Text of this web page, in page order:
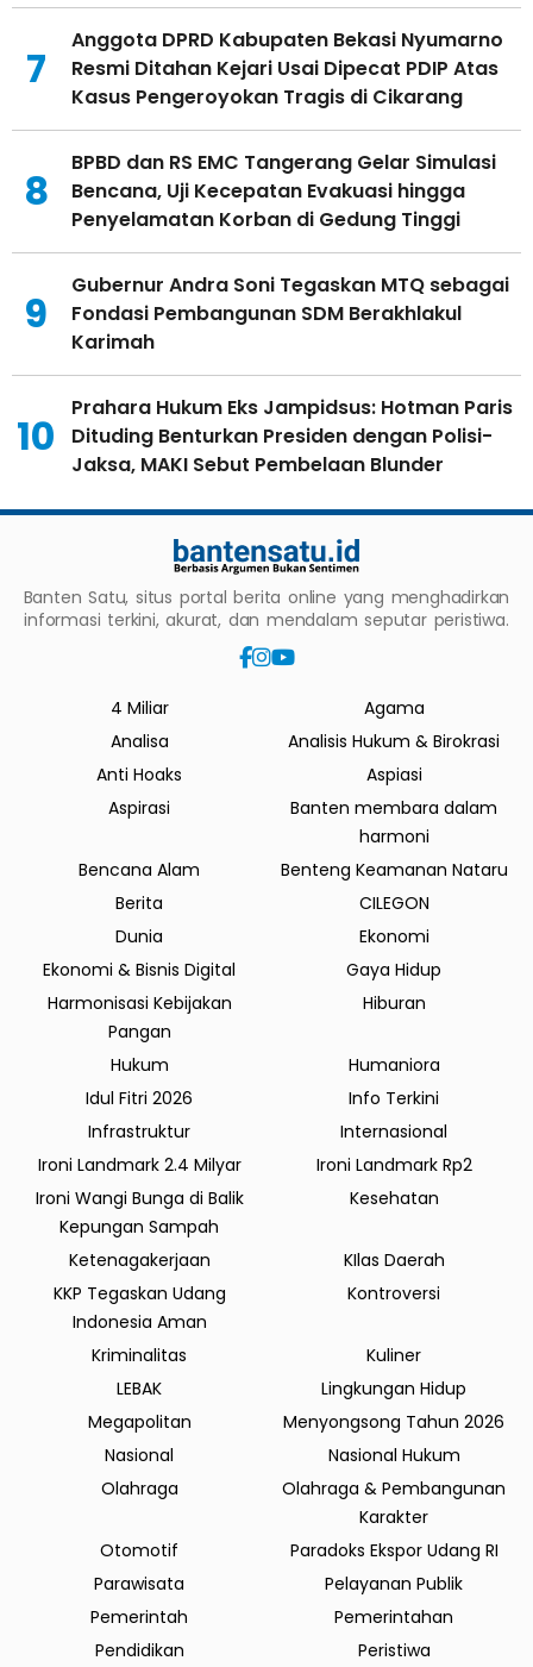
7
Anggota DPRD Kabupaten Bekasi Nyumarno
Resmi Ditahan Kejari Usai Dipecat PDIP Atas
Kasus Pengeroyokan Tragis di Cikarang
8
BPBD dan RS EMC Tangerang Gelar Simulasi
Bencana, Uji Kecepatan Evakuasi hingga
Penyelamatan Korban di Gedung Tinggi
9
Gubernur Andra Soni Tegaskan MTQ sebagai
Fondasi Pembangunan SDM Berakhlakul
Karimah
10
Prahara Hukum Eks Jampidsus: Hotman Paris
Dituding Benturkan Presiden dengan Polisi-
Jaksa, MAKI Sebut Pembelaan Blunder
Banten Satu, situs portal berita online yang menghadirkan
informasi terkini, akurat, dan mendalam seputar peristiwa.
4 Miliar
Agama
Analisa
Analisis Hukum & Birokrasi
Anti Hoaks
Aspiasi
Aspirasi
Banten membara dalam
harmoni
Bencana Alam
Benteng Keamanan Nataru
Berita
CILEGON
Dunia
Ekonomi
Ekonomi & Bisnis Digital
Gaya Hidup
Harmonisasi Kebijakan
Pangan
Hiburan
Hukum
Humaniora
Idul Fitri 2026
Info Terkini
Infrastruktur
Internasional
Ironi Landmark 2.4 Milyar
Ironi Landmark Rp2
Ironi Wangi Bunga di Balik
Kepungan Sampah
Kesehatan
Ketenagakerjaan
KIlas Daerah
KKP Tegaskan Udang
Indonesia Aman
Kontroversi
Kriminalitas
Kuliner
LEBAK
Lingkungan Hidup
Megapolitan
Menyongsong Tahun 2026
Nasional
Nasional Hukum
Olahraga
Olahraga & Pembangunan
Karakter
Otomotif
Paradoks Ekspor Udang RI
Parawisata
Pelayanan Publik
Pemerintah
Pemerintahan
Pendidikan
Peristiwa